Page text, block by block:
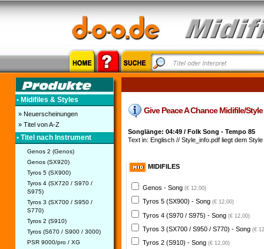
• Midifiles & Styles
» Neuerscheinungen
» Titel von A-Z
• Titel nach Instrument
Genos 2 (Genos)
Genos (SX920)
Tyros 5 (SX900)
Tyros 4 (SX720 / S970 /
S975)
Tyros 3 (SX700 / S950 /
S770)
Tyros 2 (S910)
Tyros (S670 / S900 / 3000)
PSR 9000/pro / XG
Give Peace A Chance Midifile/
Songlänge: 04:49 / Folk Song - Tempo 85
Text in: Englisch // Style_info.pdf liegt dem Style
MIDIFILES
Genos - Song (€ 12,00)
Tyros 5 (SX900) - Song (€ 12,00)
Tyros 4 (S970 / S975) - Song (€ 12,00)
Tyros 3 (SX700 / S950 / S770) - Song (€
Tyros 2 (S910) - Song (€ 12,00)